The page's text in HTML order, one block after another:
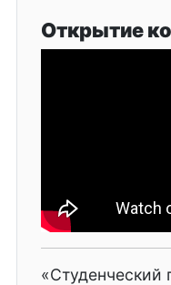
Открытие
«Студенческий